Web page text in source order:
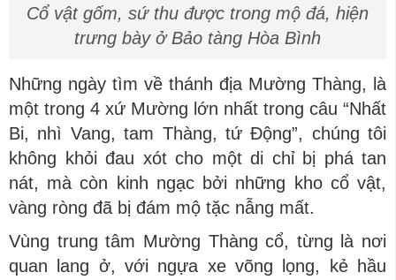
Cổ vật gốm, sứ thu được trong mộ đá, hiện
trưng bày ở Bảo tàng Hòa Bình
Những ngày tìm về thánh địa Mường Thàng, là
một trong 4 xứ Mường lớn nhất trong câu “Nhất
Bi, nhì Vang, tam Thàng, tứ Động”, chúng tôi
không khỏi đau xót cho một di chỉ bị phá tan
nát, mà còn kinh ngạc bởi những kho cổ vật,
vàng ròng đã bị đám mộ tặc nẫng mất.
Vùng trung tâm Mường Thàng cổ, từng là nơi
quan lang ở, với ngựa xe võng lọng, kẻ hầu